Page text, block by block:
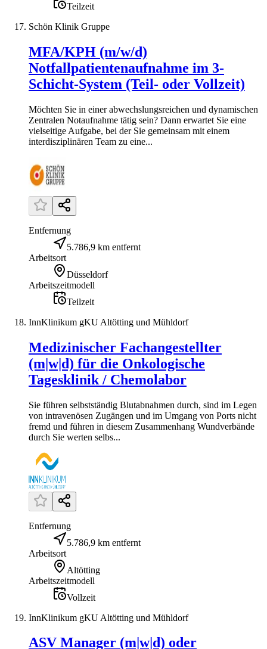
Teilzeit
Schön Klinik Gruppe
MFA/KPH (m/w/d)
Notfallpatientenaufnahme im 3-
Schicht-System (Teil- oder Vollzeit)
Möchten Sie in einer abwechslungsreichen und dynamischen
Zentralen Notaufnahme tätig sein? Dann erwartet Sie eine
vielseitige Aufgabe, bei der Sie gemeinsam mit einem
interdisziplinären Team zu eine...
Entfernung
5.786,9 km entfernt
Arbeitsort
Düsseldorf
Arbeitszeitmodell
Teilzeit
InnKlinikum gKU Altötting und Mühldorf
Medizinischer Fachangestellter
(m|w|d) für die Onkologische
Tagesklinik / Chemolabor
Sie führen selbstständig Blutabnahmen durch, sind im Legen
von intravenösen Zugängen und im Umgang von Ports nicht
fremd und führen in diesem Zusammenhang Wundverbände
durch Sie werten selbs...
Entfernung
5.786,9 km entfernt
Arbeitsort
Altötting
Arbeitszeitmodell
Vollzeit
InnKlinikum gKU Altötting und Mühldorf
ASV Manager (m|w|d) oder